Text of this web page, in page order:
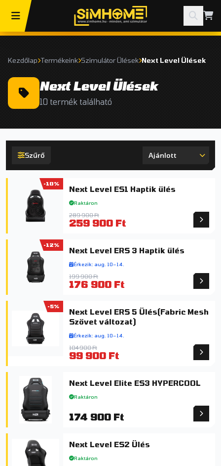
Kezdőlap Termékeink Szimulátor Ülések Next Level Ülések
Next Level Ülések
10 termék található
Szűrő
-10%
Next Level ES1 Haptik ülés
Raktáron
289 900 Ft
259 900 Ft
-12%
Next Level ERS 3 Haptik ülés
Érkezik: aug. 10–14.
199 900 Ft
176 900 Ft
-5%
Next Level ERS 5 Ülés(Fabric Mesh
Szövet változat)
Érkezik: aug. 10–14.
104 900 Ft
99 900 Ft
Next Level Elite ES3 HYPERCOOL
Raktáron
174 900 Ft
Next Level ES2 Ülés
Raktáron